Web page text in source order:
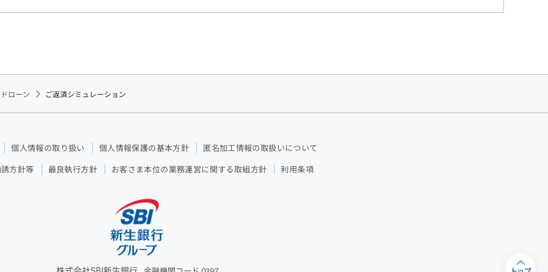
ローン ご返済シミュレーション
個人情報の取り扱い 個人情報保護の基本方針 匿名加工情報の取扱いについて
方針等 最良執行方針 お客さま本位の業務運営に関する取組方針 利用条項